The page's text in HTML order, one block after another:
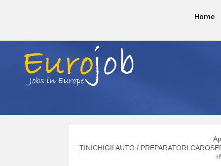
Home
TINICHIGII AUTO / PREPARATORI